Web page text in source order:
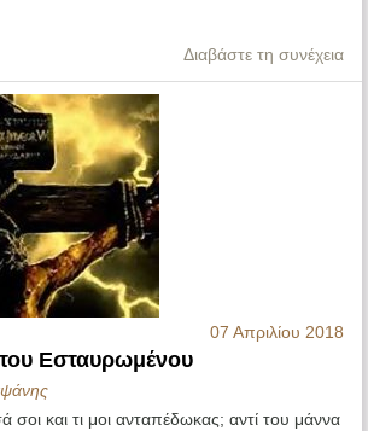
Διαβάστε τη συνέχεια
07 Απριλίου 2018
Εσταυρωμένου
σοι και τι μοι ανταπέδωκας; αντί του μάννα